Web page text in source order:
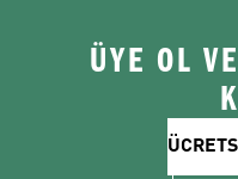
ÜYE OL